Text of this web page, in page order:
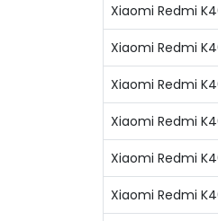
Xiaomi Redmi
Xiaomi Redmi
Xiaomi Redmi
Xiaomi Redmi
Xiaomi Redmi
Xiaomi Redmi